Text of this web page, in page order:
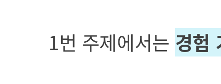
1번 주제에서는 경험